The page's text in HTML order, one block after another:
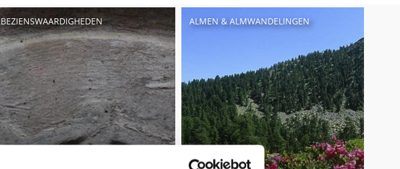
BEZIENSWAARDIGHEDEN ALMEN & ALMWANDELINGEN